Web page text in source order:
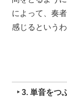
によって、 奏
感じるという
‣ 3. 単音をつ